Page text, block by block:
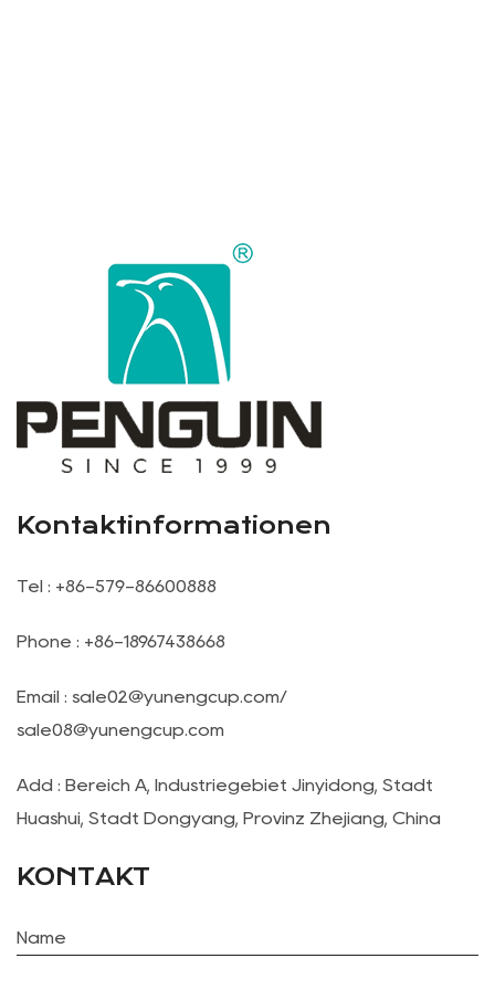
Kontaktinformationen
Tel : +86-579-86600888
Phone : +86-18967438668
Email : sale02@yunengcup.com/
sale08@yunengcup.com
Add : Bereich A, Industriegebiet Jinyidong, Stadt
Huashui, Stadt Dongyang, Provinz Zhejiang, China
KONTAKT